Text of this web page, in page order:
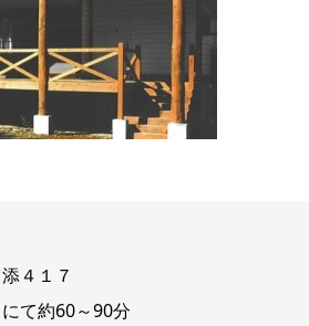
４１７
て約60～90分